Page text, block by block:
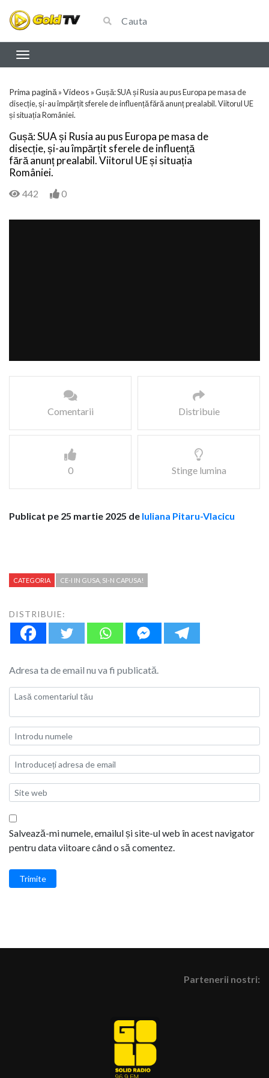
Prima pagină »Videos »Gușă: SUA și Rusia au pus Europa pe masa de
disecție, și-au împărțit sferele de influență fără anunț prealabil. Viitorul UE
și situația României.
Gușă: SUA și Rusia au pus Europa pe masa de
disecție, și-au împărțit sferele de influență
fără anunț prealabil. Viitorul UE și situația
României.
442 0
Comentarii Distribuie
0 Stinge lumina
Publicat pe 25 martie 2025 de Iuliana Pitaru-Vlacicu
CATEGORIA CE-I IN GUSA, SI-N CAPUSA!
DISTRIBUIE:
Adresa ta de email nu va fi publicată.
Salvează-mi numele, emailul și site-ul web în acest navigator
pentru data viitoare când o să comentez.
Trimite
Partenerii nostri: